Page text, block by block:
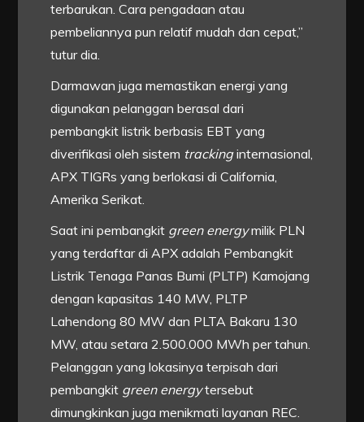
terbarukan. Cara pengadaan atau
pembeliannya pun relatif mudah dan cepat,”
tutur dia.
Darmawan juga memastikan energi yang
digunakan pelanggan berasal dari
pembangkit listrik berbasis EBT yang
diverifikasi oleh sistem trackinginternasional,
APX TIGRs yang berlokasi di California,
Amerika Serikat.
Saat ini pembangkit green energymilik PLN
yang terdaftar di APX adalah Pembangkit
Listrik Tenaga Panas Bumi (PLTP) Kamojang
dengan kapasitas 140 MW, PLTP
Lahendong 80 MW dan PLTA Bakaru 130
MW, atau setara 2.500.000 MWh per tahun.
Pelanggan yang lokasinya terpisah dari
pembangkit green energytersebut
dimungkinkan juga menikmati layanan REC.